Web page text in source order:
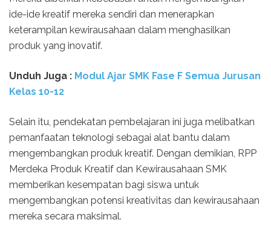
ide-ide kreatif mereka sendiri dan menerapkan
keterampilan kewirausahaan dalam menghasilkan
produk yang inovatif.
Unduh Juga : Modul Ajar SMK Fase F Semua Jurusan
Kelas 10-12
Selain itu, pendekatan pembelajaran ini juga melibatkan
pemanfaatan teknologi sebagai alat bantu dalam
mengembangkan produk kreatif. Dengan demikian, RPP
Merdeka Produk Kreatif dan Kewirausahaan SMK
memberikan kesempatan bagi siswa untuk
mengembangkan potensi kreativitas dan kewirausahaan
mereka secara maksimal.